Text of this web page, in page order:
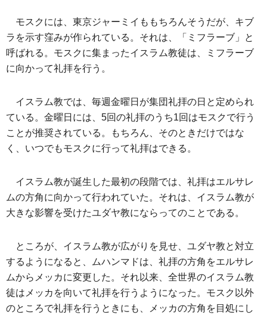
モスクには、東京ジャーミイももちろんそうだが、キブ
ラを示す窪みが作られている。それは、「ミフラーブ」と
呼ばれる。モスクに集まったイスラム教徒は、ミフラーブ
に向かって礼拝を行う。
イスラム教では、毎週金曜日が集団礼拝の日と定められ
ている。金曜日には、5回の礼拝のうち1回はモスクで行う
ことが推奨されている。もちろん、そのときだけではな
く、いつでもモスクに行って礼拝はできる。
イスラム教が誕生した最初の段階では、礼拝はエルサレ
ムの方角に向かって行われていた。それは、イスラム教が
大きな影響を受けたユダヤ教にならってのことである。
ところが、イスラム教が広がりを見せ、ユダヤ教と対立
するようになると、ムハンマドは、礼拝の方角をエルサレ
ムからメッカに変更した。それ以来、全世界のイスラム教
徒はメッカを向いて礼拝を行うようになった。モスク以外
のところで礼拝を行うときにも、メッカの方角を目処にし